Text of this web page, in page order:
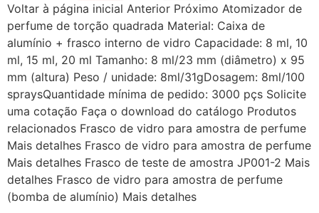
Voltar à página inicial Anterior Próximo Atomizador de
perfume de torção quadrada Material: Caixa de
alumínio + frasco interno de vidro Capacidade: 8 ml, 10
ml, 15 ml, 20 ml Tamanho: 8 ml/23 mm (diâmetro) x 95
mm (altura) Peso / unidade: 8ml/31gDosagem: 8ml/100
spraysQuantidade mínima de pedido: 3000 pçs Solicite
uma cotação Faça o download do catálogo Produtos
relacionados Frasco de vidro para amostra de perfume
Mais detalhes Frasco de vidro para amostra de perfume
Mais detalhes Frasco de teste de amostra JP001-2 Mais
detalhes Frasco de vidro para amostra de perfume
(bomba de alumínio) Mais detalhes